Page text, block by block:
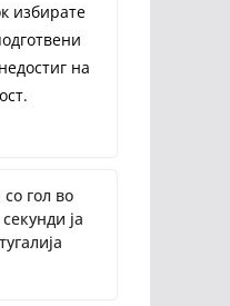
избирате
на
гол во
ја